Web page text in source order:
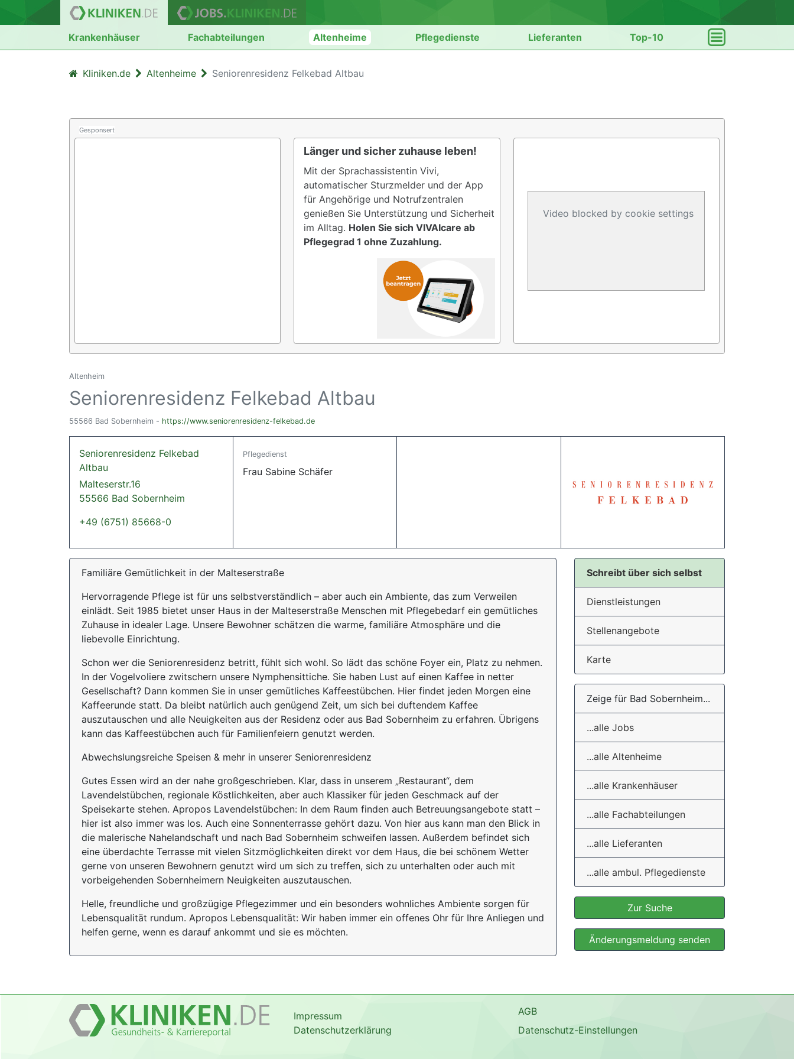
Krankenhäuser Fachabteilungen Altenheime Pflegedienste Lieferanten Top-10
Kliniken.de Altenheime Seniorenresidenz Felkebad Altbau
Gesponsert
Länger und sicher zuhause leben!
Mit der Sprachassistentin Vivi,
automatischer Sturzmelder und der App
für Angehörige und Notrufzentralen
genießen Sie Unterstützung und Sicherheit
im Alltag. Holen Sie sich VIVAIcare ab
Pflegegrad 1 ohne Zuzahlung.
Video blocked by cookie settings
Altenheim
Seniorenresidenz Felkebad Altbau
55566 Bad Sobernheim - https://www.seniorenresidenz-felkebad.de
Seniorenresidenz Felkebad
Altbau
Malteserstr.16
55566 Bad Sobernheim
+49 (6751) 85668-0
Pflegedienst
Frau Sabine Schäfer
Familiäre Gemütlichkeit in der Malteserstraße
Hervorragende Pflege ist für uns selbstverständlich – aber auch ein Ambiente, das zum Verweilen
einlädt. Seit 1985 bietet unser Haus in der Malteserstraße Menschen mit Pflegebedarf ein gemütliches
Zuhause in idealer Lage. Unsere Bewohner schätzen die warme, familiäre Atmosphäre und die
liebevolle Einrichtung.
Schon wer die Seniorenresidenz betritt, fühlt sich wohl. So lädt das schöne Foyer ein, Platz zu nehmen.
In der Vogelvoliere zwitschern unsere Nymphensittiche. Sie haben Lust auf einen Kaffee in netter
Gesellschaft? Dann kommen Sie in unser gemütliches Kaffeestübchen. Hier findet jeden Morgen eine
Kaffeerunde statt. Da bleibt natürlich auch genügend Zeit, um sich bei duftendem Kaffee
auszutauschen und alle Neuigkeiten aus der Residenz oder aus Bad Sobernheim zu erfahren. Übrigens
kann das Kaffeestübchen auch für Familienfeiern genutzt werden.
Abwechslungsreiche Speisen & mehr in unserer Seniorenresidenz
Gutes Essen wird an der nahe großgeschrieben. Klar, dass in unserem „Restaurant“, dem
Lavendelstübchen, regionale Köstlichkeiten, aber auch Klassiker für jeden Geschmack auf der
Speisekarte stehen. Apropos Lavendelstübchen: In dem Raum finden auch Betreuungsangebote statt –
hier ist also immer was los. Auch eine Sonnenterrasse gehört dazu. Von hier aus kann man den Blick in
die malerische Nahelandschaft und nach Bad Sobernheim schweifen lassen. Außerdem befindet sich
eine überdachte Terrasse mit vielen Sitzmöglichkeiten direkt vor dem Haus, die bei schönem Wetter
gerne von unseren Bewohnern genutzt wird um sich zu treffen, sich zu unterhalten oder auch mit
vorbeigehenden Sobernheimern Neuigkeiten auszutauschen.
Helle, freundliche und großzügige Pflegezimmer und ein besonders wohnliches Ambiente sorgen für
Lebensqualität rundum. Apropos Lebensqualität: Wir haben immer ein offenes Ohr für Ihre Anliegen und
helfen gerne, wenn es darauf ankommt und sie es möchten.
Schreibt über sich selbst
Dienstleistungen
Stellenangebote
Karte
Zeige für Bad Sobernheim...
...alle Jobs
...alle Altenheime
...alle Krankenhäuser
...alle Fachabteilungen
...alle Lieferanten
...alle ambul. Pflegedienste
Zur Suche
Änderungsmeldung senden
Impressum
Datenschutzerklärung
AGB
Datenschutz-Einstellungen